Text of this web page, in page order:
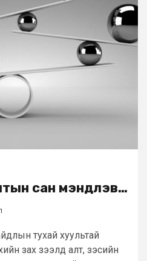
сан мэндлэв…
тухай хуультай
зах зээлд алт, зэсийн